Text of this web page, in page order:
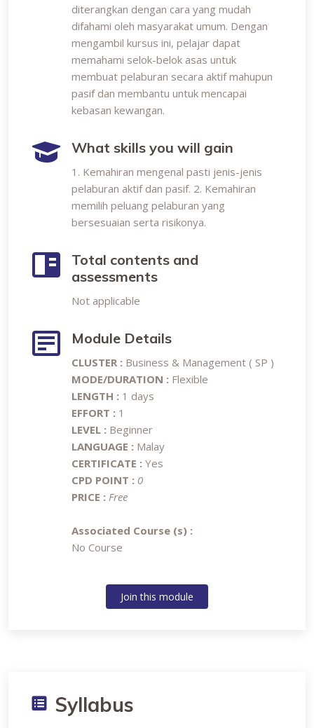
diterangkan dengan cara yang mudah
difahami oleh masyarakat umum. Dengan
mengambil kursus ini, pelajar dapat
memahami selok-belok asas untuk
membuat pelaburan secara aktif mahupun
pasif dan membantu untuk mencapai
kebasan kewangan.
What skills you will gain
1. Kemahiran mengenal pasti jenis-jenis
pelaburan aktif dan pasif. 2. Kemahiran
memilih peluang pelaburan yang
bersesuaian serta risikonya.
Total contents and
assessments
Not applicable
Module Details
CLUSTER : Business & Management ( SP )
MODE/DURATION : Flexible
LENGTH : 1 days
EFFORT : 1
LEVEL : Beginner
LANGUAGE : Malay
CERTIFICATE : Yes
CPD POINT : 0
PRICE : Free
Associated Course (s) :
No Course
Join this module
Syllabus